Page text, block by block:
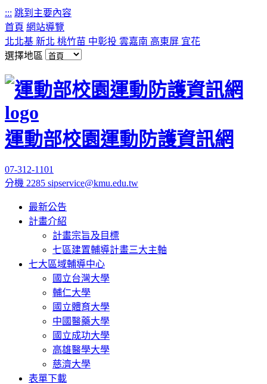
::: 跳到主要內容
首頁 網站導覽
北北基 新北 桃竹苗 中彰投 雲嘉南 高東屏 宜花
選擇地區
運動部校園運動防護資訊網
07-312-1101
分機 2285 sipservice@kmu.edu.tw
最新公告
計畫介紹
計畫宗旨及目標
七區建置輔導計畫三大主軸
七大區域輔導中心
國立台灣大學
輔仁大學
國立體育大學
中國醫藥大學
國立成功大學
高雄醫學大學
慈濟大學
表單下載